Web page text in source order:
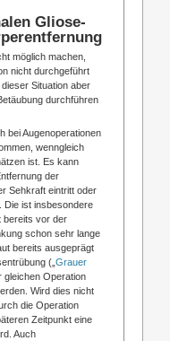
Gliose-
möglich machen,
nicht durchgeführt
Situation aber
durchführen
bei Augenoperationen
wenngleich
ist. Es kann
der
Sehkraft eintritt oder
Die ist insbesondere
bereits vor der
schon sehr lange
bereits ausgeprägt
(„ Grauer
gleichen Operation
Wird dies nicht
die Operation
Zeitpunkt eine
Auch